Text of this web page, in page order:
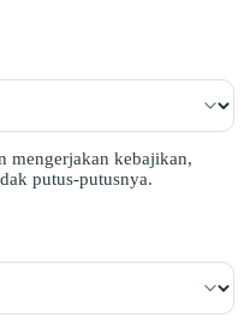
mengerjakan kebajikan,
putus-putusnya.